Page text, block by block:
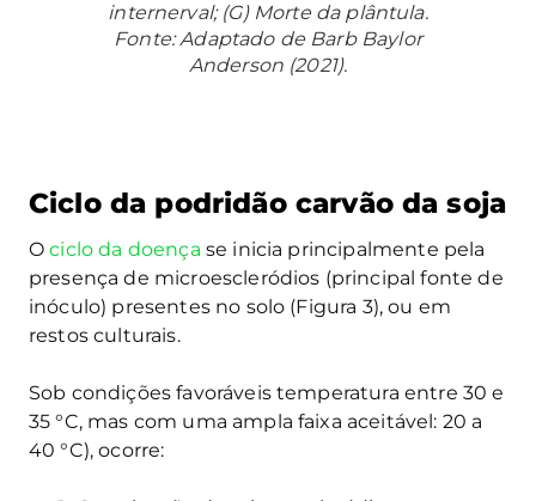
internerval; (G) Morte da plântula.
Fonte: Adaptado de Barb Baylor
Anderson (2021).
Ciclo da podridão carvão da soja
Ociclo da doença se inicia principalmente pela
presença de microescleródios (principal fonte de
inóculo) presentes no solo (Figura 3), ou em
restos culturais.
Sob condições favoráveis temperatura entre 30 e
35 °C, mas com uma ampla faixa aceitável: 20 a
40 °C), ocorre: